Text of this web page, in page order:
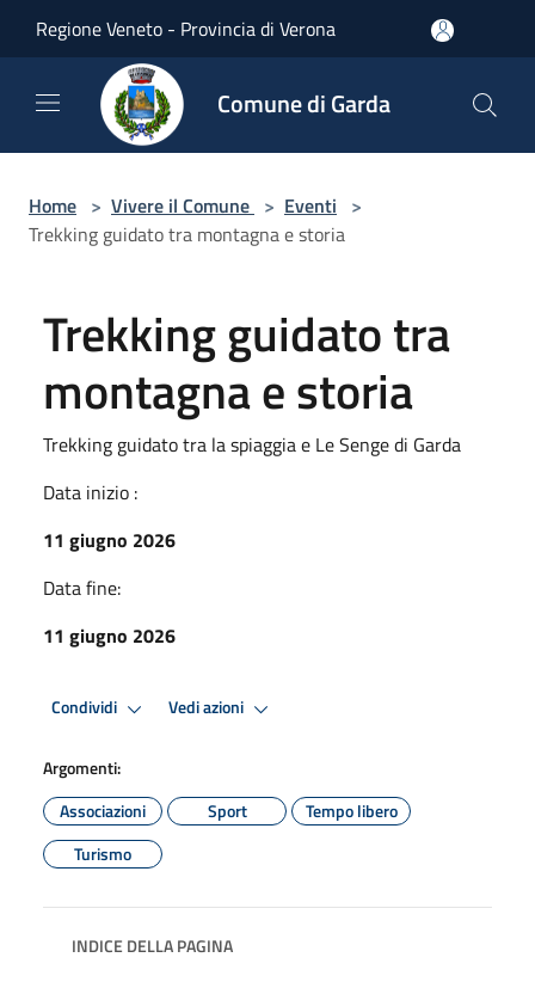
Regione Veneto - Provincia di Verona
Comune di Garda
Home > Vivere il Comune > Eventi >
Trekking guidato tra montagna e storia
Trekking guidato tra
montagna e storia
Trekking guidato tra la spiaggia e Le Senge di Garda
Data inizio :
11 giugno 2026
Data fine:
11 giugno 2026
Condividi Vedi azioni
Argomenti:
Associazioni
Sport
Tempo libero
Turismo
INDICE DELLA PAGINA